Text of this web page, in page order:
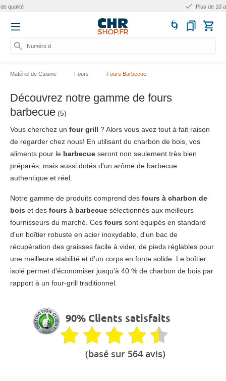
Numéro d'art
Matériel de Cuisine Fours Fours Barbecue
Découvrez notre gamme de fours
barbecue (5)
Vous cherchez un four grill ? Alors vous avez tout à fait raison
de regarder chez nous! En utilisant du charbon de bois, vos
aliments pour le barbecue seront non seulement très bien
préparés, mais aussi dotés d'un arôme de barbecue
authentique et réel.
Notre gamme de produits comprend des fours à charbon de
bois et des fours à barbecue sélectionnés aux meilleurs
fournisseurs du marché. Ces fours sont équipés en standard
d'un boîtier robuste en acier inoxydable, d'un bac de
récupération des graisses facile à vider, de pieds réglables pour
une meilleure stabilité et d'un corps en fonte solide. Le boîtier
isolé permet d'économiser jusqu'à 40 % de charbon de bois par
rapport à un four-grill traditionnel.
90% Clients satisfaits
(basé sur 564 avis)